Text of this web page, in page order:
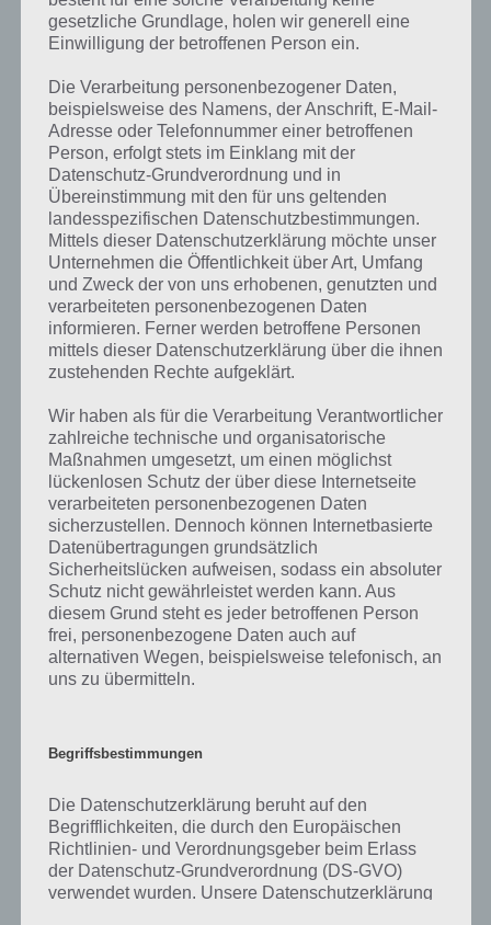
Kurze Begriffserklärung zur Lösung
Melodie
Bilder 1 Wort, doch welche Bedeutung hat dieses eigentlich und was
gibt es dazu zu wissen? Passt das Wort auch zu Die Welt der Musik?
Zu bestimmten Lösungen präsentieren wir daher auch immer eine
kurze Begriffserklärung!
Zu Melodie haben wir zunächst keine weiteren Informationen parat!
Auf WhatsApp teilen Teilen auf Facebook
Mehr Artikel hier auf Touchportal
gesetzliche Grundlage, holen wir generell eine
Einwilligung der betroffenen Person ein.
Die Verarbeitung personenbezogener Daten,
beispielsweise des Namens, der Anschrift, E-Mail-
Adresse oder Telefonnummer einer betroffenen
Person, erfolgt stets im Einklang mit der
Datenschutz-Grundverordnung und in
Übereinstimmung mit den für uns geltenden
landesspezifischen Datenschutzbestimmungen.
Mittels dieser Datenschutzerklärung möchte unser
Unternehmen die Öffentlichkeit über Art, Umfang
und Zweck der von uns erhobenen, genutzten und
verarbeiteten personenbezogenen Daten
informieren. Ferner werden betroffene Personen
mittels dieser Datenschutzerklärung über die ihnen
zustehenden Rechte aufgeklärt.
Wir haben als für die Verarbeitung Verantwortlicher
zahlreiche technische und organisatorische
Maßnahmen umgesetzt, um einen möglichst
lückenlosen Schutz der über diese Internetseite
verarbeiteten personenbezogenen Daten
sicherzustellen. Dennoch können Internetbasierte
Datenübertragungen grundsätzlich
Sicherheitslücken aufweisen, sodass ein absoluter
Schutz nicht gewährleistet werden kann. Aus
diesem Grund steht es jeder betroffenen Person
frei, personenbezogene Daten auch auf
alternativen Wegen, beispielsweise telefonisch, an
uns zu übermitteln.
Begriffsbestimmungen
Die Datenschutzerklärung beruht auf den
Begrifflichkeiten, die durch den Europäischen
Richtlinien- und Verordnungsgeber beim Erlass
der Datenschutz-Grundverordnung (DS-GVO)
verwendet wurden. Unsere Datenschutzerklärung